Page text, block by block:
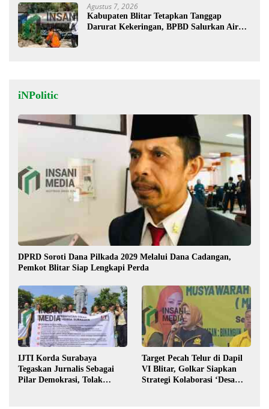
Agustus 7, 2026
Kabupaten Blitar Tetapkan Tanggap
Darurat Kekeringan, BPBD Salurkan Air
iNPolitic
DPRD Soroti Dana Pilkada 2029 Melalui Dana Cadangan,
Pemkot Blitar Siap Lengkapi Perda
IJTI Korda Surabaya
Tegaskan Jurnalis Sebagai
Pilar Demokrasi, Tolak
Target Pecah Telur di Dapil
VI Blitar, Golkar Siapkan
Strategi Kolaborasi ‘Desa